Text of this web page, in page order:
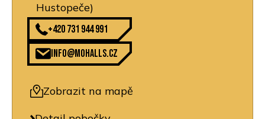
Hustopeče)
+420 731 944 991
info@mohalls.cz
Zobrazit na mapě